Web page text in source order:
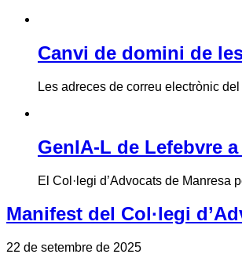
Canvi de domini de
Les adreces de correu electrònic
GenIA-L de Lefebvre
El Col·legi d’Advocats de
Manifest del Col·legi
22 de setembre de 2025